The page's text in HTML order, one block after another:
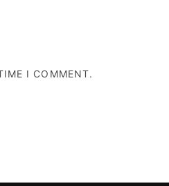
I COMMENT.